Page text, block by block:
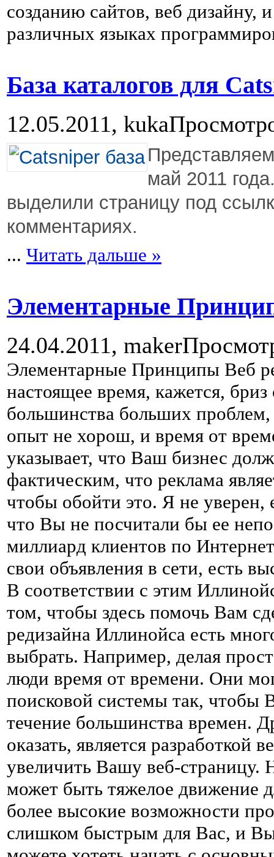
созданию сайтов, веб
различных языках
База каталогов для
12.05.2011, kuka
май 2011
выделили страницу под
комментариях.
... Читать дальше »
Элементарные
24.04.2011, maker
Элементарные Принципы Веб
настоящее время, кажется,
большинства больших
опыт не хорош, и время от
указывает, что Ваш бизнес
фактическим, что реклама
чтобы обойти это. Я не
что Вы не посчитали бы ее
миллиард клиентов по
свои объявления в сети, есть
В соответствии с этим
том, чтобы здесь помочь Вам
редизайна Иллинойса есть
выбрать. Например, делая
люди время от времени. Они
поисковой системы так, чтобы
течение большинства времен.
оказать, является разработкой
увеличить Вашу веб-
может быть тяжелое движение
более высокие возможности
слишком быстрым для Вас, и